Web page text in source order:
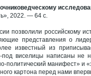
2022. — 64 с.
позволили российскому
представления о
известный из
виселицы написаны не
политический манифест» и
картона перед нами